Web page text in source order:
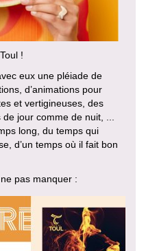
!
eux une pléiade de
d’animations pour
et vertigineuses, des
jour comme de nuit, ...
long, du temps qui
d’un temps où il fait bon
pas manquer :